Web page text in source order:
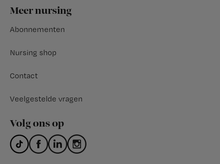
Footer
Meer nursing
Abonnementen
Nursing shop
Contact
Veelgestelde vragen
Volg ons op